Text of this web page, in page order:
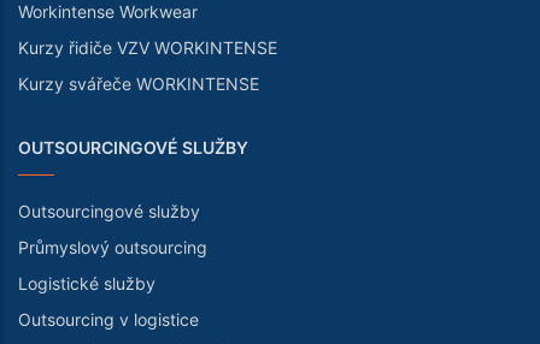
Workintense Workwear
Kurzy řidiče VZV WORKINTENSE
Kurzy svářeče WORKINTENSE
OUTSOURCINGOVÉ SLUŽBY
Outsourcingové služby
Průmyslový outsourcing
Logistické služby
Outsourcing v logistice